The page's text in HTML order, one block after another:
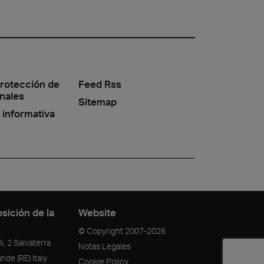
de
informativa
Feed Rss
Sitemap
de la
2 Salvaterra
(RE) Italy
Website
© Copyright 2007-2026
Notas Legales
Cookie Policy